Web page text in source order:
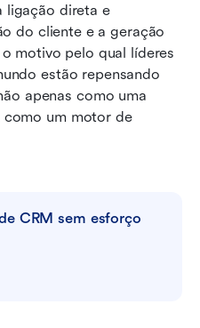
ligação direta e
do cliente e a geração
motivo pelo qual líderes
estão repensando
apenas como uma
como um motor de
CRM sem esforço